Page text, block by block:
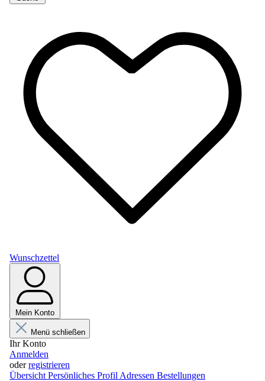
Wunschzettel
Mein Konto
Menü schließen
Ihr Konto
Anmelden
oderregistrieren
Übersicht Persönliches Profil Adressen Bestellungen